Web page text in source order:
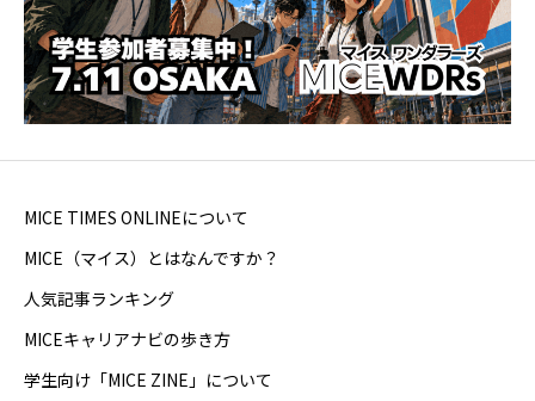
MICE TIMES ONLINEについて
MICE（マイス）とはなんですか？
人気記事ランキング
MICEキャリアナビの歩き方
学生向け「MICE ZINE」について